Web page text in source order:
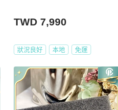
TWD 7,990
狀況良好 本地 免運